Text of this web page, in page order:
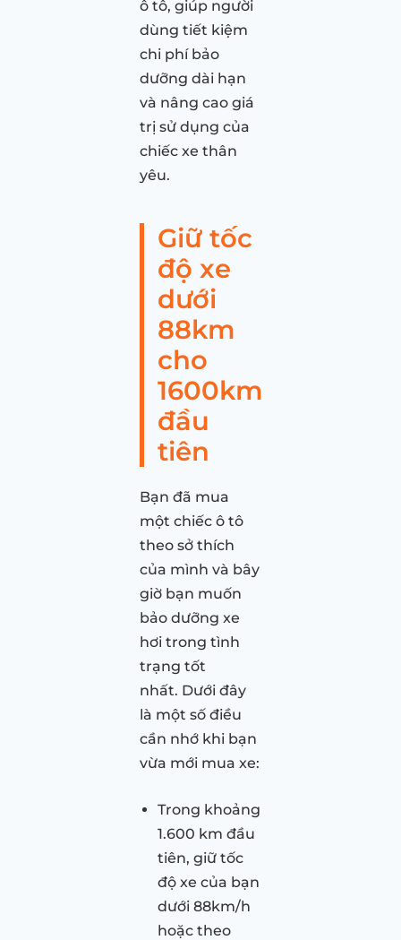
ô tô, giúp người
dùng tiết kiệm
chi phí bảo
dưỡng dài hạn
và nâng cao giá
trị sử dụng của
chiếc xe thân
yêu.
Giữ tốc
độ xe
dưới
88km
cho
1600km
đầu
tiên
Bạn đã mua
một chiếc ô tô
theo sở thích
của mình và bây
giờ bạn muốn
bảo dưỡng xe
hơi trong tình
trạng tốt
nhất. Dưới đây
là một số điều
cần nhớ khi bạn
vừa mới mua xe:
Trong khoảng
1.600 km đầu
tiên, giữ tốc
độ xe của bạn
dưới 88km/h
hoặc theo